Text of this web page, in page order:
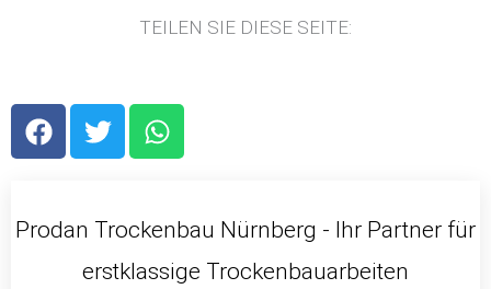
TEILEN SIE DIESE SEITE:
F
a
b
T
w
t
r
W
h
s
p
Prodan Trockenbau Nürnberg - Ihr Partner für
erstklassige Trockenbauarbeiten